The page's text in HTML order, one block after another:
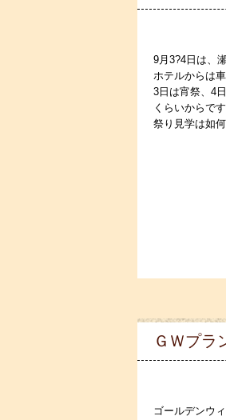
9月3?4日は、
ホテルからは
3日は宵祭、4
くらいからで
祭り見学は如
ＧＷプラ
ゴールデンウ